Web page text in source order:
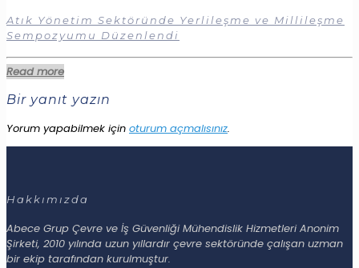
Atık Yönetim Sektöründe Yerlileşme ve Millileşme
Sempozyumu Düzenlendi
Read more
Bir yanıt yazın
Yorum yapabilmek için oturum açmalısınız.
Hakkımızda
Abece Grup Çevre ve İş Güvenliği Mühendislik Hizmetleri Anonim
Şirketi, 2010 yılında uzun yıllardır çevre sektöründe çalışan uzman
bir ekip tarafından kurulmuştur.